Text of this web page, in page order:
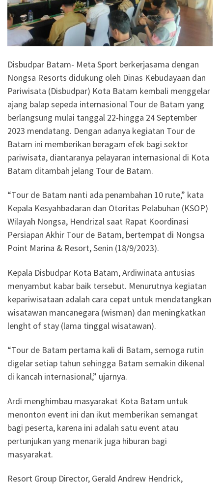
Disbudpar Batam- Meta Sport berkerjasama dengan
Nongsa Resorts didukung oleh Dinas Kebudayaan dan
Pariwisata (Disbudpar) Kota Batam kembali menggelar
ajang balap sepeda internasional Tour de Batam yang
berlangsung mulai tanggal 22-hingga 24 September
2023 mendatang. Dengan adanya kegiatan Tour de
Batam ini memberikan beragam efek bagi sektor
pariwisata, diantaranya pelayaran internasional di Kota
Batam ditambah jelang Tour de Batam.
“Tour de Batam nanti ada penambahan 10 rute,” kata
Kepala Kesyahbadaran dan Otoritas Pelabuhan (KSOP)
Wilayah Nongsa, Hendrizal saat Rapat Koordinasi
Persiapan Akhir Tour de Batam, bertempat di Nongsa
Point Marina & Resort, Senin (18/9/2023).
Kepala Disbudpar Kota Batam, Ardiwinata antusias
menyambut kabar baik tersebut. Menurutnya kegiatan
kepariwisataan adalah cara cepat untuk mendatangkan
wisatawan mancanegara (wisman) dan meningkatkan
lenght of stay (lama tinggal wisatawan).
“Tour de Batam pertama kali di Batam, semoga rutin
digelar setiap tahun sehingga Batam semakin dikenal
di kancah internasional,” ujarnya.
Ardi menghimbau masyarakat Kota Batam untuk
menonton event ini dan ikut memberikan semangat
bagi peserta, karena ini adalah satu event atau
pertunjukan yang menarik juga hiburan bagi
masyarakat.
Resort Group Director, Gerald Andrew Hendrick,